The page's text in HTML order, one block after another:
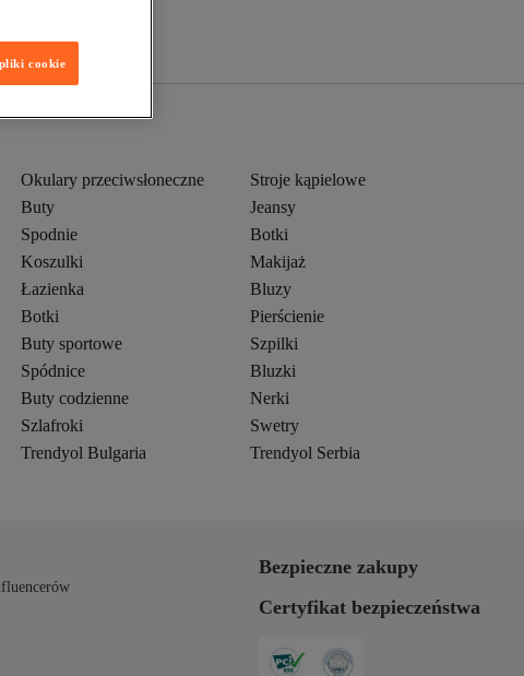
Okulary przeciwsłoneczne
Stroje kąpielowe
Buty
Jeansy
Spodnie
Botki
Koszulki
Makijaż
Łazienka
Bluzy
Botki
Pierścienie
Buty sportowe
Szpilki
Spódnice
Bluzki
Buty codzienne
Nerki
Szlafroki
Swetry
Trendyol Bulgaria Trendyol Serbia
Bezpieczne zakupy
Certyfikat bezpieczeństwa
cookie